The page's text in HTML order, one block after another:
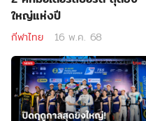
ใหญ่แห่งปี
กีฬาไทย 16 พ.ค. 68